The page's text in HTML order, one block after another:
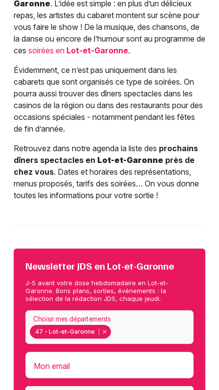
Garonne. L’idée est simple : en plus d’un délicieux
repas, les artistes du cabaret montent sur scène pour
vous faire le show ! De la musique, des chansons, de
la danse ou encore de l’humour sont au programme de
ces soirées en Lot-et-Garonne.
Évidemment, ce n’est pas uniquement dans les
cabarets que sont organisés ce type de soirées. On
pourra aussi trouver des dîners spectacles dans les
casinos de la région ou dans des restaurants pour des
occasions spéciales - notamment pendant les fêtes
de fin d’année.
Retrouvez dans notre agenda la liste des prochains
dîners spectacles en Lot-et-Garonne près de
chez vous. Dates et horaires des représentations,
menus proposés, tarifs des soirées… On vous donne
toutes les informations pour votre sortie !
Newsletter JDS en Lot-et-Garonne
J-5 avant votre dose hebdomadaire en Lot-et-
Garonne. Bons plans, sorties, événements : la
sélection de la rédaction JDS, chaque jeudi.
47 - Lot-et-Garonne
Choisir mes départements
Mon email